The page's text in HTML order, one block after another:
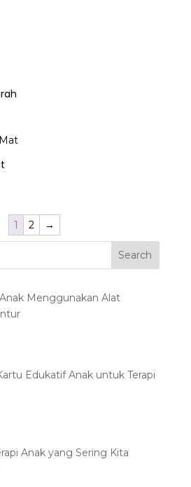
1 2 →
Menggunakan Alat
Edukatif Anak untuk Terapi
Anak yang Sering Kita